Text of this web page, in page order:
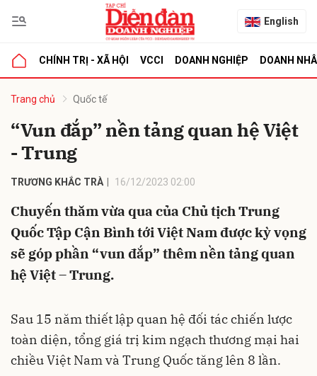
English
CHÍNH TRỊ - XÃ HỘI VCCI DOANH NGHIỆP DOANH
Trang chủ Quốc tế
“Vun đắp” nền tảng quan hệ Việt
- Trung
TRƯƠNG KHẮC TRÀ 16/12/2023 02:00
Chuyến thăm vừa qua của Chủ tịch Trung
Quốc Tập Cận Bình tới Việt Nam được kỳ vọng
sẽ góp phần “vun đắp” thêm nền tảng quan
hệ Việt – Trung.
Sau 15 năm thiết lập quan hệ đối tác chiến lược
toàn diện, tổng giá trị kim ngạch thương mại hai
chiều Việt Nam và Trung Quốc tăng lên 8 lần.
luận
Hủy